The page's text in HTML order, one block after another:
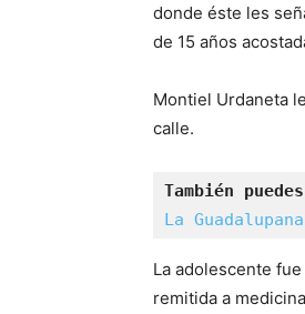
donde éste les
de 15 años
Montiel Urdaneta
calle.
También
La
La adolescente
remitida a